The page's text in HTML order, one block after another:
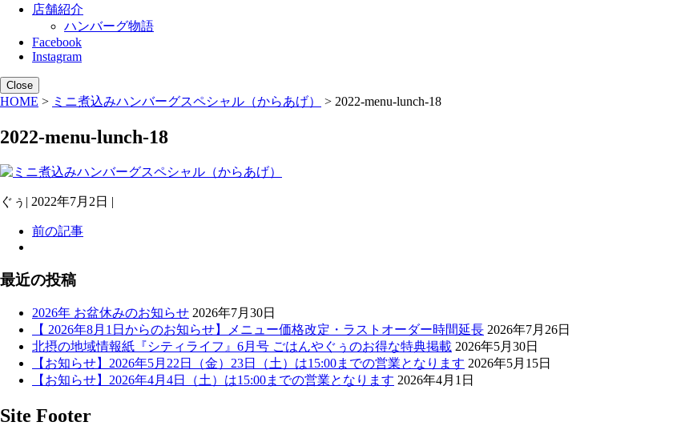
店舗紹介
ハンバーグ物語
Facebook
Instagram
Close
HOME > ミニ煮込みハンバーグスペシャル（からあげ） > 2022-menu-lunch-18
2022-menu-lunch-18
ぐぅ | 2022年7月2日 |
前の記事
最近の投稿
2026年 お盆休みのお知らせ 2026年7月30日
【 2026年8月1日からのお知らせ】メニュー価格改定・ラストオーダー時間延長 2026年7月26日
北摂の地域情報紙『シティライフ』6月号 ごはんやぐぅのお得な特典掲載 2026年5月30日
【お知らせ】2026年5月22日（金）23日（土）は15:00までの営業となります 2026年5月15日
【お知らせ】2026年4月4日（土）は15:00までの営業となります 2026年4月1日
Site Footer